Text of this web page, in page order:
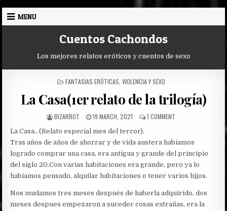
Skip
MENU
Cuentos Cachondos
Los mejores relatos eróticos y cuentos de sexo
POSTED
FANTASIAS ERÓTICAS VIOLENCIA Y SEXO
La Casa(1er relato de la trilogía)
AUTHOR:
BIZARROT
PUBLISHED
19 MARCH, 2021 1 COMMENT
RELATO
DE
LA
TRILOGÍA)
La Casa…(Relato especial mes del terror).
Tras años de años de ahorrar y de vida austera habíamos
logrado comprar una casa, era antigua y grande del principio
del siglo 20.Con varias habitaciones era grande, pero ya lo
habíamos pensado, alquilar habitaciones o tener varios hijos.
Nos mudamos tres meses después de haberla adquirido, dos
meses despues empezaron a suceder cosas extrañas, era la